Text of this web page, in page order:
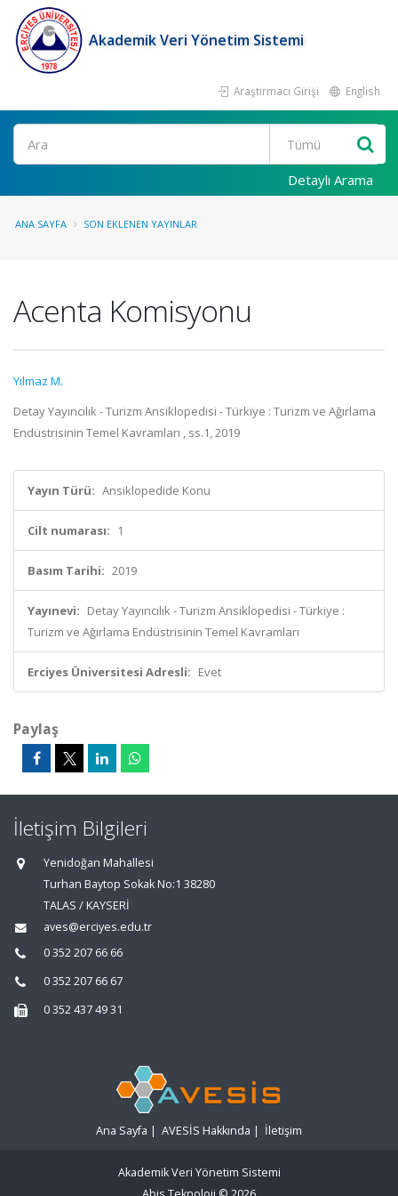
Akademik Veri Yönetim Sistemi
Araştırmacı Girişi English
Ara
Detaylı Arama
ANA SAYFA SON EKLENEN YAYINLAR
Acenta Komisyonu
Yılmaz M.
Detay Yayıncılık - Turizm Ansiklopedisi - Türkiye : Turizm ve Ağırlama
Endüstrisinin Temel Kavramları , ss.1, 2019
Yayın Türü: Ansiklopedide Konu
Cilt numarası: 1
Basım Tarihi: 2019
Yayınevi: Detay Yayıncılık - Turizm Ansiklopedisi - Türkiye :
Turizm ve Ağırlama Endüstrisinin Temel Kavramları
Erciyes Üniversitesi Adresli: Evet
Paylaş
İletişim Bilgileri
Yenidoğan Mahallesi
Turhan Baytop Sokak No:1 38280
TALAS / KAYSERİ
aves@erciyes.edu.tr
0 352 207 66 66
0 352 207 66 67
0 352 437 49 31
Ana Sayfa | AVESİS Hakkında | İletişim
Akademik Veri Yönetim Sistemi